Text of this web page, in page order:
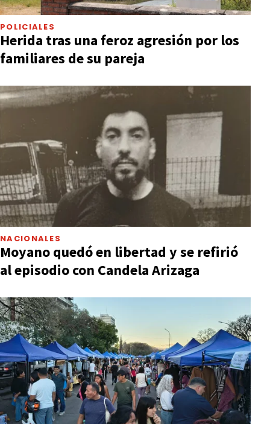
POLICIALES
Herida tras una feroz agresión por los
familiares de su pareja
NACIONALES
Moyano quedó en libertad y se refirió
al episodio con Candela Arizaga